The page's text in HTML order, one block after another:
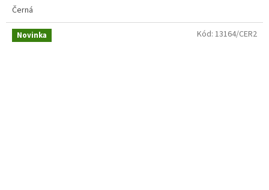
Černá
Novinka Kód: 13164/CER2